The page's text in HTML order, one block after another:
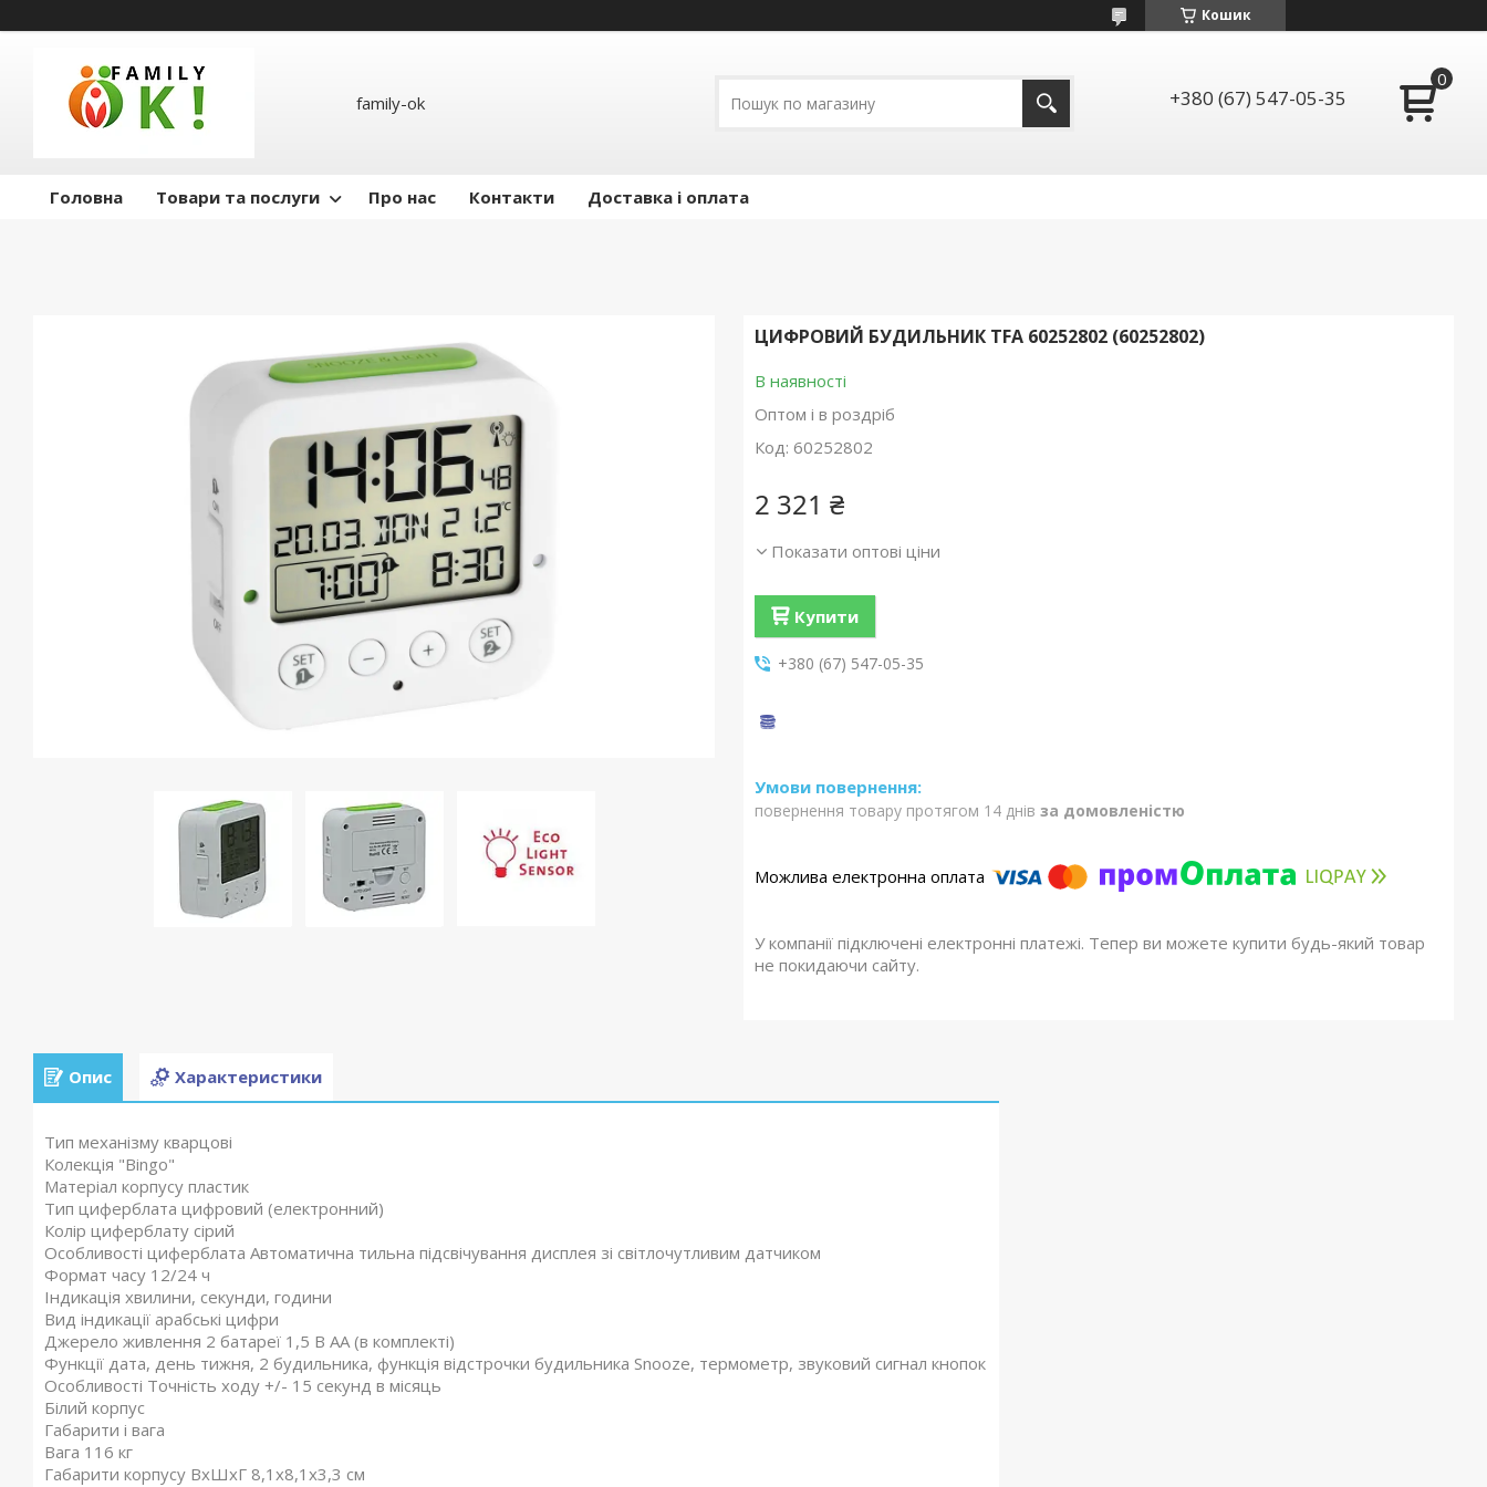
Кошик
family-ok +380 (67) 547-05-35
Головна Товари та послуги Про нас Контакти Доставка і оплата
ЦИФРОВИЙ БУДИЛЬНИК TFA 60252802 (60252802)
В наявності
Оптом і в роздріб
Код: 60252802
2 321 ₴
Показати оптові ціни
Купити
+380 (67) 547-05-35
повернення товару протягом 14 днів за домовленістю
У компанії підключені електронні платежі. Тепер ви можете купити будь-який товар
не покидаючи сайту.
Опис Характеристики
Тип механізму кварцові
Колекція "Bingo"
Матеріал корпусу пластик
Тип циферблата цифровий (електронний)
Колір циферблату сірий
Особливості циферблата Автоматична тильна підсвічування дисплея зі світлочутливим датчиком
Формат часу 12/24 ч
Індикація хвилини, секунди, години
Вид індикації арабські цифри
Джерело живлення 2 батареї 1,5 В АА (в комплекті)
Функції дата, день тижня, 2 будильника, функція відстрочки будильника Snooze, термометр, звуковий сигнал кнопок
Особливості Точність ходу +/- 15 секунд в місяць
Білий корпус
Габарити і вага
Вага 116 кг
Габарити корпусу ВхШхГ 8,1х8,1х3,3 см